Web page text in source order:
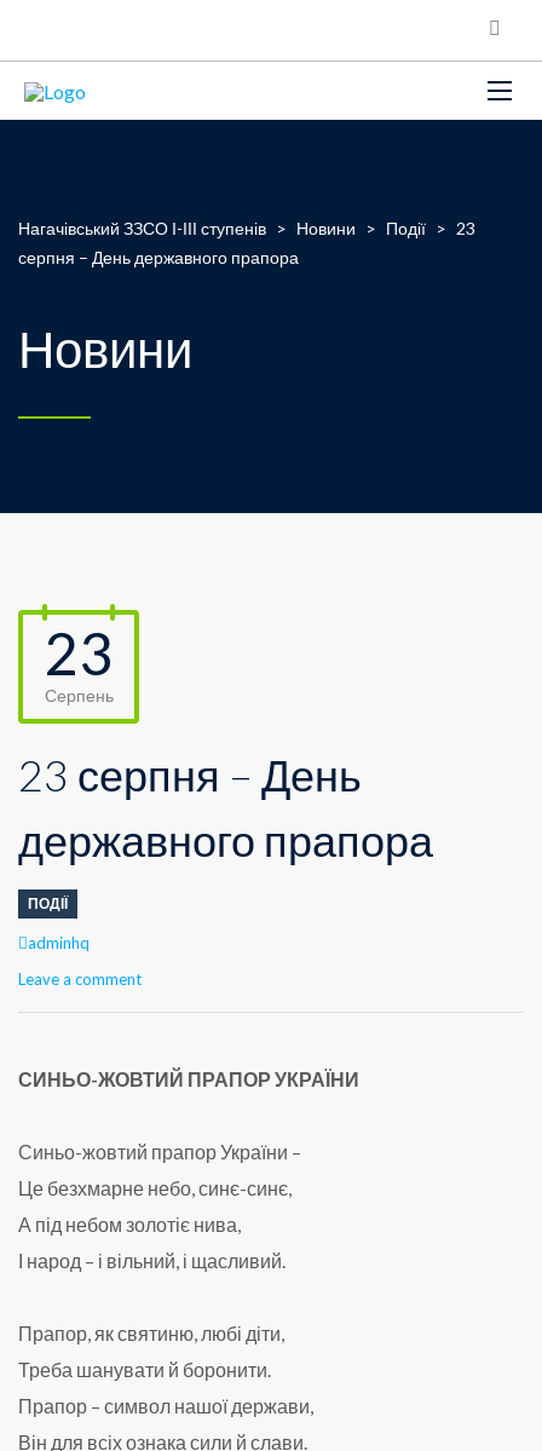
Нагачівський ЗЗСО І-ІІІ ступенів > Новини > Події > 23
серпня – День державного прапора
Новини
23
Серпень
23 серпня – День
державного прапора
ПОДІЇ
Author
adminhq
Leave a comment
СИНЬО-ЖОВТИЙ ПРАПОР УКРАЇНИ
Синьо-жовтий прапор України –
Це безхмарне небо, синє-синє,
А під небом золотіє нива,
І народ – і вільний, і щасливий.
Прапор, як святиню, любі діти,
Треба шанувати й боронити.
Прапор – символ нашої держави,
Він для всіх ознака сили й слави.